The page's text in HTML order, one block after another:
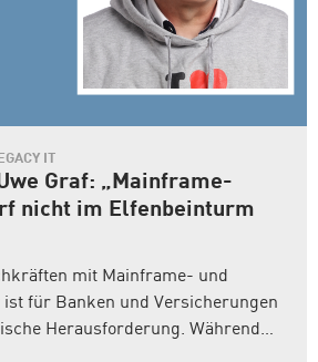
IT
Graf: „Mainframe-
nicht im Elfenbeinturm
mit Mainframe- und
für Banken und Versicherungen
Herausforderung. Während